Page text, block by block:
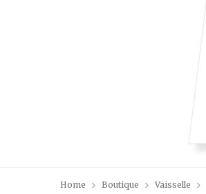
Home Boutique Vaisselle